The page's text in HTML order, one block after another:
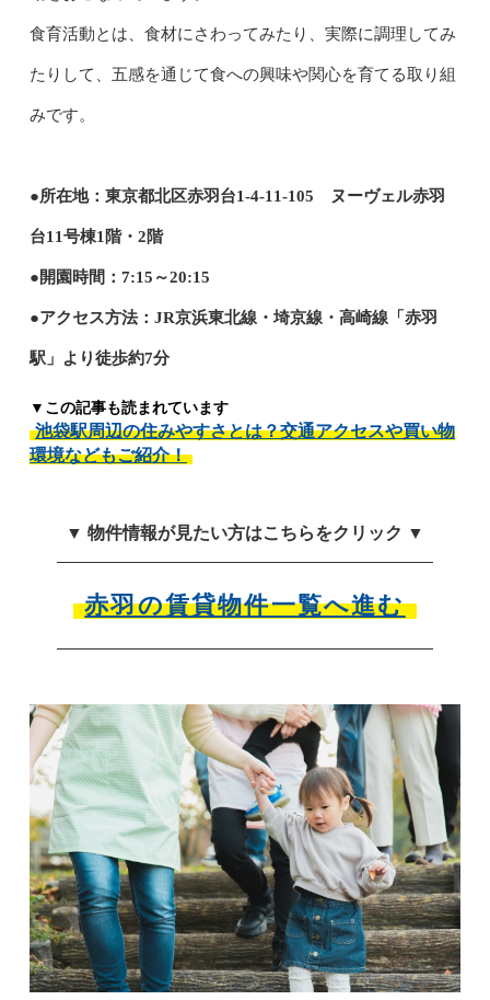
食育活動とは、食材にさわってみたり、実際に調理してみ
たりして、五感を通じて食への興味や関心を育てる取り組
みです。
●所在地：東京都北区赤羽台1-4-11-105 ヌーヴェル赤羽
台11号棟1階・2階
●開園時間：7:15～20:15
●アクセス方法：JR京浜東北線・埼京線・高崎線「赤羽
駅」より徒歩約7分
▼この記事も読まれています
池袋駅周辺の住みやすさとは？交通アクセスや買い物
環境などもご紹介！
▼ 物件情報が見たい方はこちらをクリック ▼
赤羽の賃貸物件一覧へ進む